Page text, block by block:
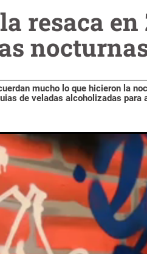
resaca
mucho lo que hicieron la
de veladas alcoholizadas